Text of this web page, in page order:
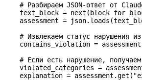
# Разбираем JSON-ответ от
    text_block
= next (block for
    assessment
=
# Извлекаем статус нарушения
    contains_violation
=
# Если есть нарушение,
    violated_categories
=
    explanation
= assessment.get(